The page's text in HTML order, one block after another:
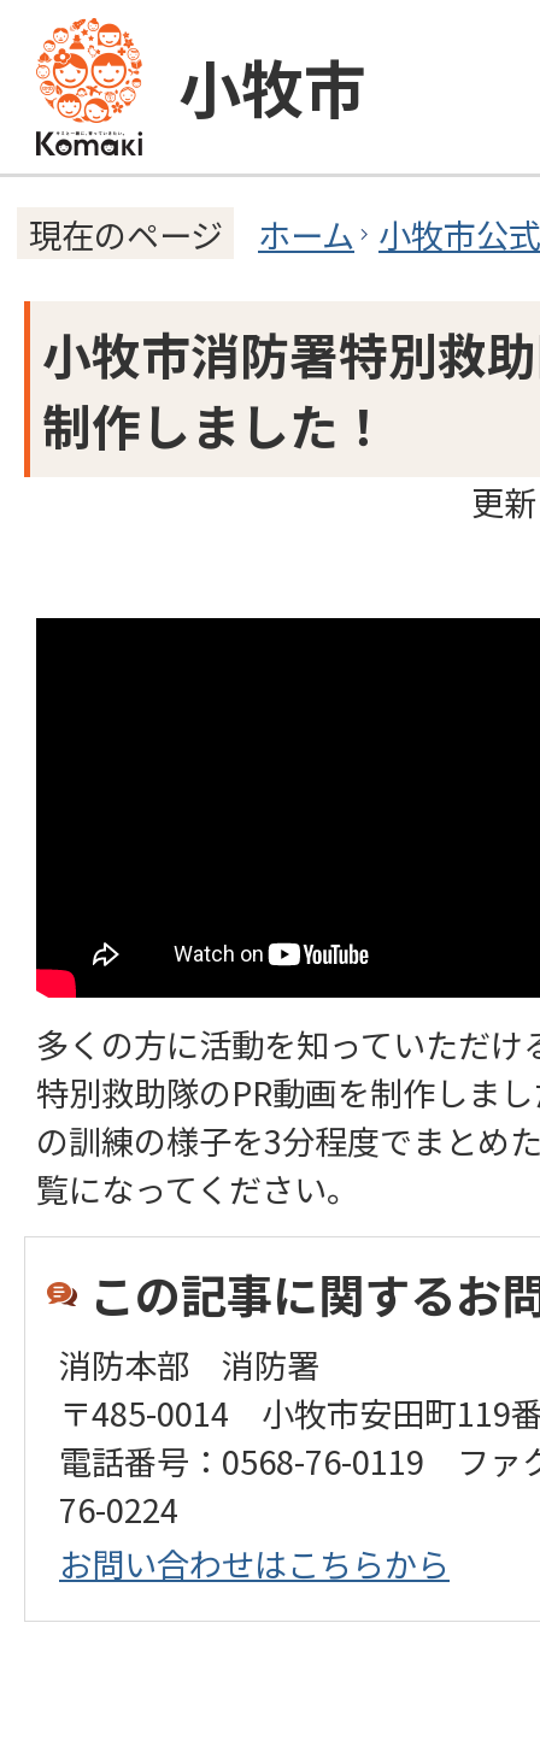
小牧市
現在のページ ホーム 小牧市公
小牧市消防署特別救
制作しました！
更
多くの方に活動を知っていただ
特別救助隊のPR動画を制作しま
の訓練の様子を3分程度でまとめ
覧になってください。
この記事に関するお
消防本部 消防署
〒485-0014 小牧市安田町119
電話番号：0568-76-0119 ファ
76-0224
お問い合わせはこちらから